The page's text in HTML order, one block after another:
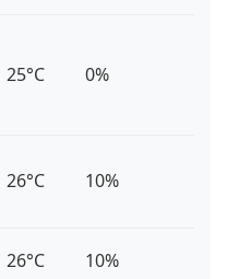
25°C 0%
26°C 10%
26°C 10%